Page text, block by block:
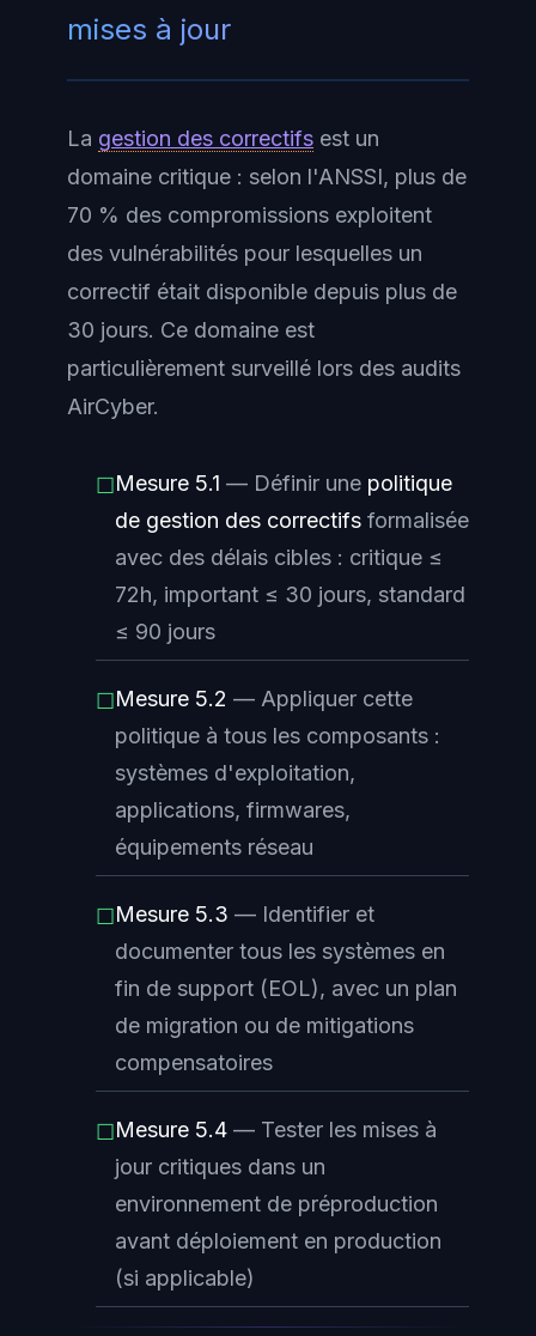
mises à jour
La gestion des correctifs est un
domaine critique : selon l'ANSSI, plus de
70 % des compromissions exploitent
des vulnérabilités pour lesquelles un
correctif était disponible depuis plus de
30 jours. Ce domaine est
particulièrement surveillé lors des audits
AirCyber.
☐Mesure 5.1 — Définir une politique
de gestion des correctifs formalisée
avec des délais cibles : critique ≤
72h, important ≤ 30 jours, standard
≤ 90 jours
☐Mesure 5.2 — Appliquer cette
politique à tous les composants :
systèmes d'exploitation,
applications, firmwares,
équipements réseau
☐Mesure 5.3 — Identifier et
documenter tous les systèmes en
fin de support (EOL), avec un plan
de migration ou de mitigations
compensatoires
☐Mesure 5.4 — Tester les mises à
jour critiques dans un
environnement de préproduction
avant déploiement en production
(si applicable)